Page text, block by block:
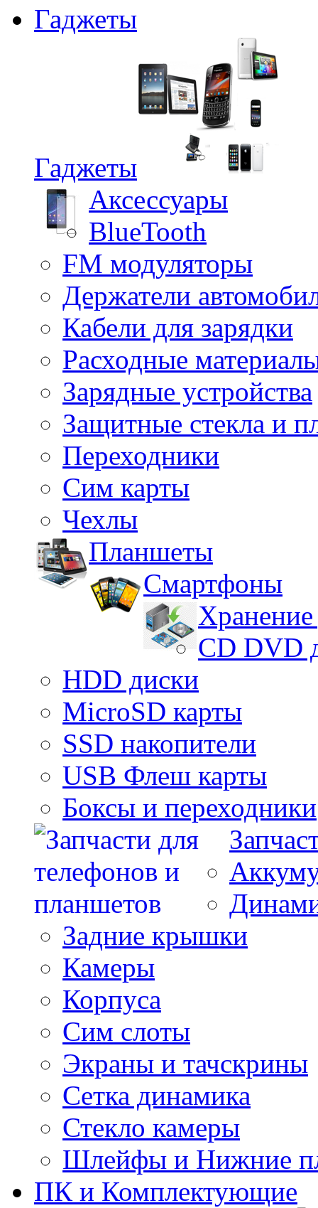
Гаджеты
Гаджеты
Аксессуары
BlueTooth
FM модуляторы
Держатели
Кабели для зарядки
Расходные
Зарядные устройства
Защитные стекла и
Переходники
Сим карты
Чехлы
Планшеты
Смартфоны
CD DVD
HDD диски
MicroSD карты
SSD накопители
USB Флеш карты
Боксы и переходники
Задние крышки
Камеры
Корпуса
Сим слоты
Экраны и тачскрины
Сетка динамика
Стекло камеры
Шлейфы и Нижние
ПК и Комплектующие